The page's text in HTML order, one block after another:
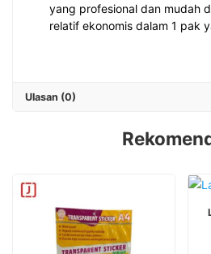
yang profesional dan mudah
relatif ekonomis dalam 1 pak
Ulasan (0)